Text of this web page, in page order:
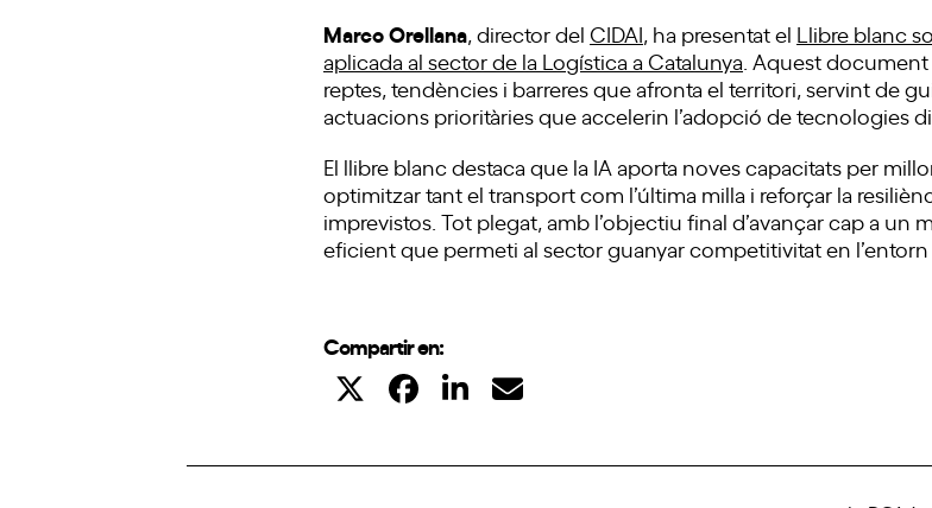
Marco Orellana, director del CIDAI, ha presentat el Llibre blanc
aplicada al sector de la Logística a Catalunya . Aquest
reptes, tendències i barreres que afronta el territori, servint de
actuacions prioritàries que accelerin l’adopció de tecnologies
El llibre blanc destaca que la IA aporta noves capacitats per
optimitzar tant el transport com l’última milla i reforçar la
imprevistos. Tot plegat, amb l’objectiu final d’avançar cap a un
eficient que permeti al sector guanyar competitivitat en l’entorn
Compartir en: